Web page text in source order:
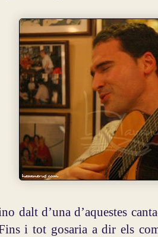
dalt d’una d’aquestes
i tot gosaria a dir els